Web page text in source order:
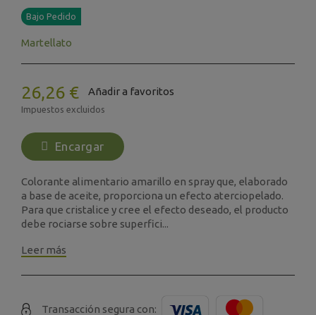
Bajo Pedido
Martellato
26,26 € Añadir a favoritos
Impuestos excluidos
Encargar
Colorante alimentario amarillo en spray que, elaborado
a base de aceite, proporciona un efecto aterciopelado.
Para que cristalice y cree el efecto deseado, el producto
debe rociarse sobre superfici...
Leer más
Transacción segura con: